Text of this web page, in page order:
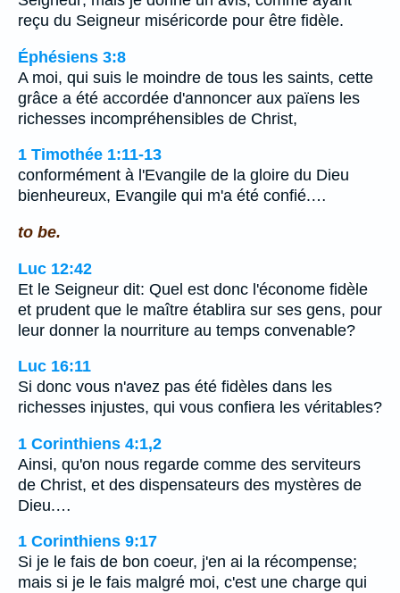
reçu du Seigneur miséricorde pour être fidèle.
Éphésiens 3:8
A moi, qui suis le moindre de tous les saints, cette
grâce a été accordée d'annoncer aux païens les
richesses incompréhensibles de Christ,
1 Timothée 1:11-13
conformément à l'Evangile de la gloire du Dieu
bienheureux, Evangile qui m'a été confié.…
to be.
Luc 12:42
Et le Seigneur dit: Quel est donc l'économe fidèle
et prudent que le maître établira sur ses gens, pour
leur donner la nourriture au temps convenable?
Luc 16:11
Si donc vous n'avez pas été fidèles dans les
richesses injustes, qui vous confiera les véritables?
1 Corinthiens 4:1,2
Ainsi, qu'on nous regarde comme des serviteurs
de Christ, et des dispensateurs des mystères de
Dieu.…
1 Corinthiens 9:17
Si je le fais de bon coeur, j'en ai la récompense;
mais si je le fais malgré moi, c'est une charge qui